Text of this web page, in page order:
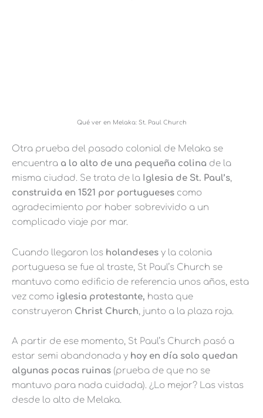
Qué ver en Melaka: St. Paul Church
Otra prueba del pasado colonial de Melaka se
encuentra a lo alto de una pequeña colina de la
misma ciudad. Se trata de la Iglesia de St. Paul’s,
construida en 1521 por portugueses como
agradecimiento por haber sobrevivido a un
complicado viaje por mar.
Cuando llegaron los holandeses y la colonia
portuguesa se fue al traste, St Paul’s Church se
mantuvo como edificio de referencia unos años, esta
vez como iglesia protestante, hasta que
construyeron Christ Church, junto a la plaza roja.
A partir de ese momento, St Paul’s Church pasó a
estar semi abandonada y hoy en día solo quedan
algunas pocas ruinas (prueba de que no se
mantuvo para nada cuidada). ¿Lo mejor? Las vistas
desde lo alto de Melaka.